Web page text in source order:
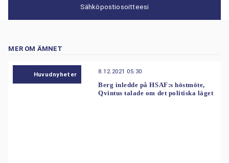
Sähköpostiosoitteesi
MER OM ÄMNET
Huvudnyheter 8.12.2021 05:30
Berg inledde på HSAF:s höstmöte,
Qvintus talade om det politiska läget